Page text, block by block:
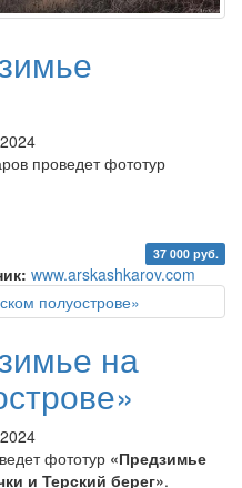
проведет фототур
37 000 руб.
www.arskashkarov.com
на
фототур «Предзимье
и Терский берег».